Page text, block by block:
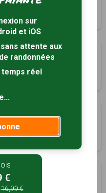
(42)
sur
et iOS
attente aux
randonnées
temps réel
€
16,99 €